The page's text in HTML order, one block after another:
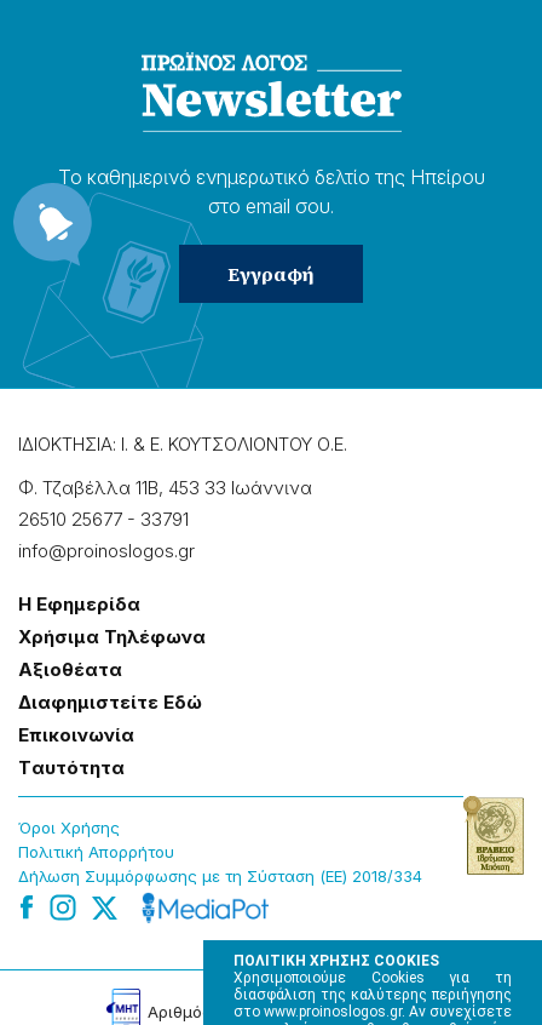
ΠΟΛΙΤΙΚΗ ΧΡΗΣΗΣ COOKIES
Χρησιμοποιούμε Cookies για τη
διασφάλιση της καλύτερης περιήγησης
στο www.proinoslogos.gr. Αν συνεχίσετε
Το καθημερɩνό ενημερωτɩκό δελτίο της Ηπείρου
στο email σου.
ΙΔΙΟΚΤΗΣΙΑ: Ι. & Ε. ΚΟΥΤΣΟΛΙΟΝΤΟΥ Ο.Ε.
Φ. Τζαβέλλα 11Β, 453 33 Ιωάννɩνα
26510 25677 - 33791
info@proinoslogos.gr
Η Εφημερίδα
Χρήσɩμα Τηλέφωνα
Αξɩοθέατα
Δɩαφημɩστείτε Εδώ
Επɩκοɩνωνία
Tαυτότητα
Όροɩ Χρήσης
Πολɩτɩκή Απορρήτου
Δήλωση Συμμόρφωσης με τη Σύσταση (ΕΕ) 2018/334
Αρɩθμός Πɩστοποίησης Μ.Η.Τ. 220242